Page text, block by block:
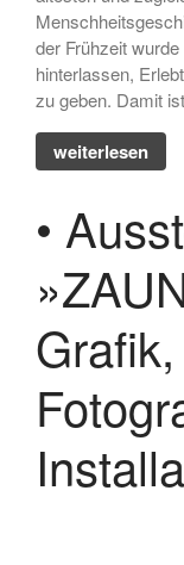
der Frühzeit
hinterlassen,
zu geben. Damit
weiterlesen
•